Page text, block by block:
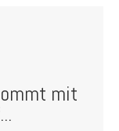
mit